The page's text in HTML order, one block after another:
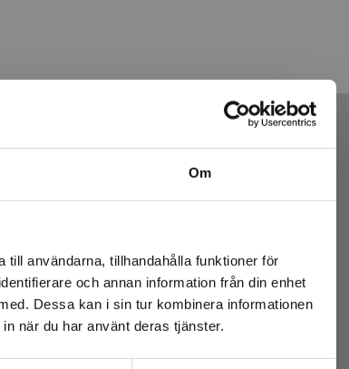
Om
till användarna, tillhandahålla funktioner för
och annan information från din enhet
Dessa kan i sin tur kombinera informationen
när du har använt deras tjänster.
via en
utanför